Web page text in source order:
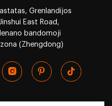
Grenlandijos
East Road,
bandomoji
(Zhengdong)